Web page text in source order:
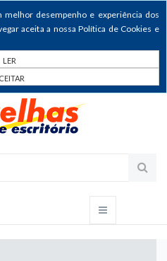
melhor desempenho e experiência dos
aceita a nossa Política de Cookies e
LER